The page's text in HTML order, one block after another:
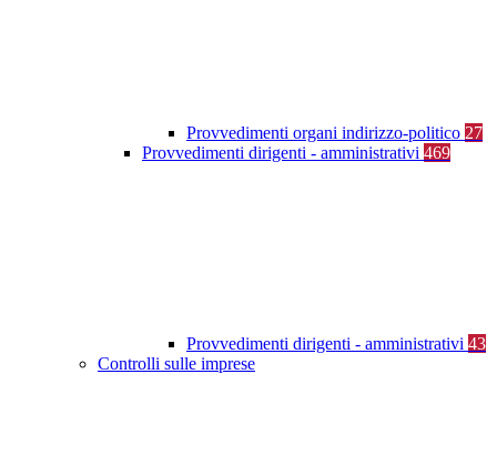
Provvedimenti organi indirizzo-politico 27
Provvedimenti dirigenti - amministrativi 469
Provvedimenti dirigenti - amministrativi 43
Controlli sulle imprese